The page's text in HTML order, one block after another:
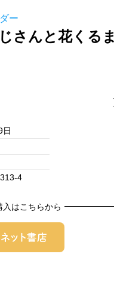
ー
さんと花くるま
日
4
入はこちらから